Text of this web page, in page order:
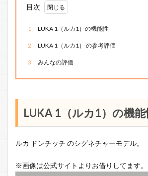
目次
1 LUKA 1（ルカ1）の機能性
2 LUKA 1（ルカ1） の参考評価
3 みんなの評価
LUKA 1（ルカ1）の機能
ルカ ドンチッチ のシグネチャーモデル。
※画像は公式サイトよりお借りしてます。